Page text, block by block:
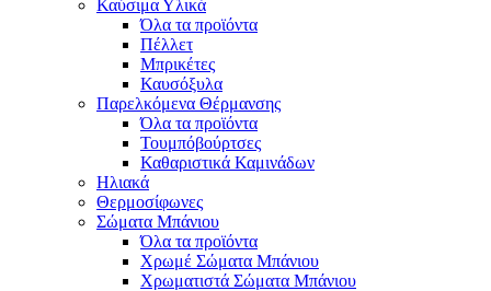
Καύσιμα Υλικά
Όλα τα προϊόντα
Πέλλετ
Μπρικέτες
Καυσόξυλα
Παρελκόμενα Θέρμανσης
Όλα τα προϊόντα
Τουμπόβούρτσες
Καθαριστικά Καμινάδων
Ηλιακά
Θερμοσίφωνες
Σώματα Μπάνιου
Όλα τα προϊόντα
Χρωμέ Σώματα Μπάνιου
Χρωματιστά Σώματα Μπάνιου